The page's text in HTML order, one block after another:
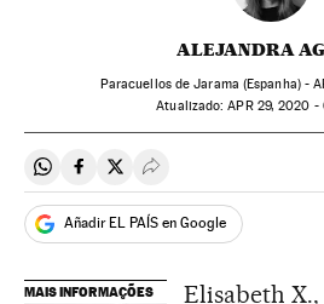
ALEJANDRA
Paracuellos de Jarama (Espanha) -
atualizado: APR29, 2020 -
Compartir en Whatsapp
Compartir en Facebook
Compartir en Twitter
Desplegar Redes
Añadir EL PAÍS en Google
MAIS INFORMAÇÕES
Elisabeth X.,